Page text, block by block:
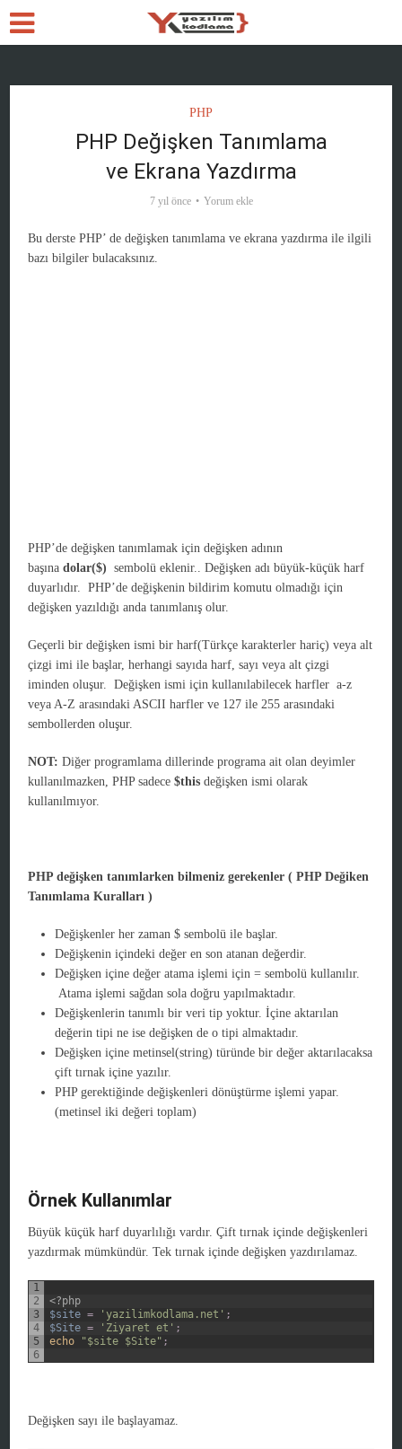
PHP
PHP Değişken Tanımlama
ve Ekrana Yazdırma
7 yıl önce Yorum ekle
Bu derste PHP’ de değişken tanımlama ve ekrana yazdırma ile ilgili
bazı bilgiler bulacaksınız.
PHP’de değişken tanımlamak için değişken adının
başınadolar($) sembolü eklenir.. Değişken adı büyük-küçük harf
duyarlıdır. PHP’de değişkenin bildirim komutu olmadığı için
değişken yazıldığı anda tanımlanış olur.
Geçerli bir değişken ismi bir harf(Türkçe karakterler hariç) veya alt
çizgi imi ile başlar, herhangi sayıda harf, sayı veya alt çizgi
iminden oluşur. Değişken ismi için kullanılabilecek harfler a-z
veya A-Z arasındaki ASCII harfler ve 127 ile 255 arasındaki
sembollerden oluşur.
NOT: Diğer programlama dillerinde programa ait olan deyimler
kullanılmazken, PHP sadece$this değişken ismi olarak
kullanılmıyor.
PHP değişken tanımlarken bilmeniz gerekenler ( PHP Değiken
Tanımlama Kuralları )
Değişkenler her zaman $ sembolü ile başlar.
Değişkenin içindeki değer en son atanan değerdir.
Değişken içine değer atama işlemi için = sembolü kullanılır.
Atama işlemi sağdan sola doğru yapılmaktadır.
Değişkenlerin tanımlı bir veri tip yoktur. İçine aktarılan
değerin tipi ne ise değişken de o tipi almaktadır.
Değişken içine metinsel(string) türünde bir değer aktarılacaksa
çift tırnak içine yazılır.
PHP gerektiğinde değişkenleri dönüştürme işlemi yapar.
(metinsel iki değeri toplam)
Örnek Kullanımlar
Büyük küçük harf duyarlılığı vardır. Çift tırnak içinde değişkenleri
yazdırmak mümkündür. Tek tırnak içinde değişken yazdırılamaz.
1
2
3
4
5
6
<?php
$site = 'yazilimkodlama.net' ;
$Site = 'Ziyaret et' ;
echo
"$site $Site" ;
Değişken sayı ile başlayamaz.